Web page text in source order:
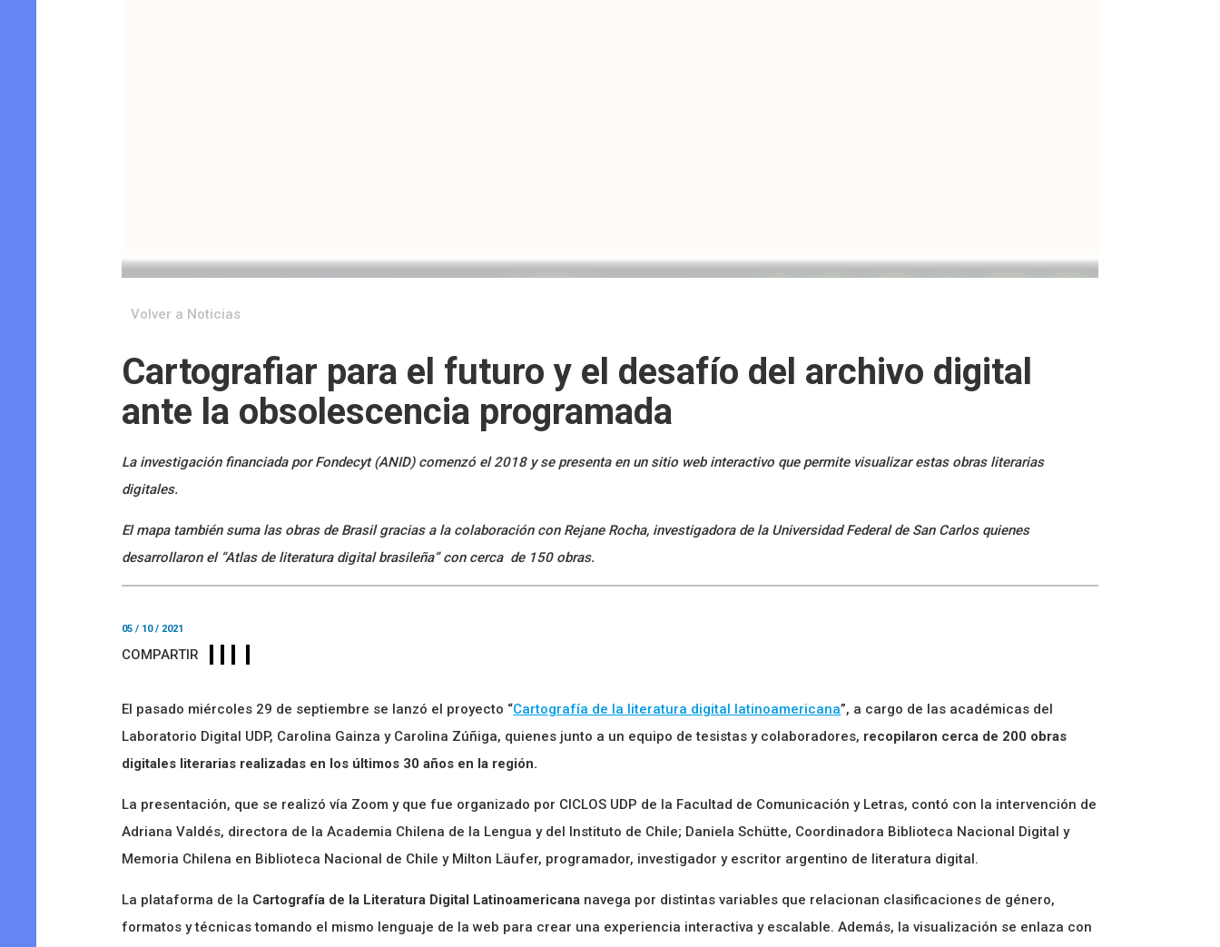
Volver a Noticias
Cartografiar para el futuro y el desafío del archivo digital
ante la obsolescencia programada
La investigación financiada por Fondecyt (ANID) comenzó el 2018 y se presenta en un sitio web interactivo que permite visualizar estas obras literarias
digitales.
El mapa también suma las obras de Brasil gracias a la colaboración con Rejane Rocha, investigadora de la Universidad Federal de San Carlos quienes
desarrollaron el “Atlas de literatura digital brasileña” con cerca de 150 obras.
05 / 10 / 2021
COMPARTIR
El pasado miércoles 29 de septiembre se lanzó el proyecto “Cartografía de la literatura digital latinoamericana”, a cargo de las académicas del
Laboratorio Digital UDP, Carolina Gainza y Carolina Zúñiga, quienes junto a un equipo de tesistas y colaboradores, recopilaron cerca de 200 obras
digitales literarias realizadas en los últimos 30 años en la región.
La presentación, que se realizó vía Zoom y que fue organizado por CICLOS UDP de la Facultad de Comunicación y Letras, contó con la intervención de
Adriana Valdés, directora de la Academia Chilena de la Lengua y del Instituto de Chile; Daniela Schütte, Coordinadora Biblioteca Nacional Digital y
Memoria Chilena en Biblioteca Nacional de Chile y Milton Läufer, programador, investigador y escritor argentino de literatura digital.
La plataforma de la Cartografía de la Literatura Digital Latinoamericana navega por distintas variables que relacionan clasificaciones de género,
formatos y técnicas tomando el mismo lenguaje de la web para crear una experiencia interactiva y escalable. Además, la visualización se enlaza con